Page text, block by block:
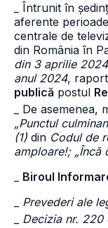
_ Întrunit în
aferente
centrale de
din România în
din 3 aprilie
anul 2024,
publică postul
_ De
„Punctul
(1) din Codul de
amploare!; „Încă
Biroul
Prevederi ale
Decizia nr. 220